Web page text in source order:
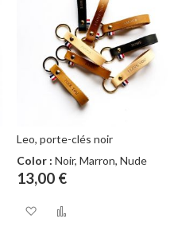
d’envie
Leo, porte-clés noir
Color : Noir, Marron, Nude
13,00 €
Ajouter